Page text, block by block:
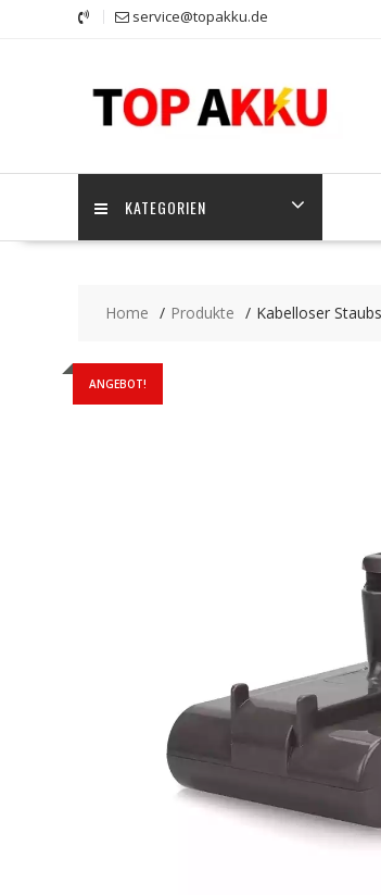
service@topakku.de
KATEGORIEN
Home Produkte Kabelloser
ANGEBOT!